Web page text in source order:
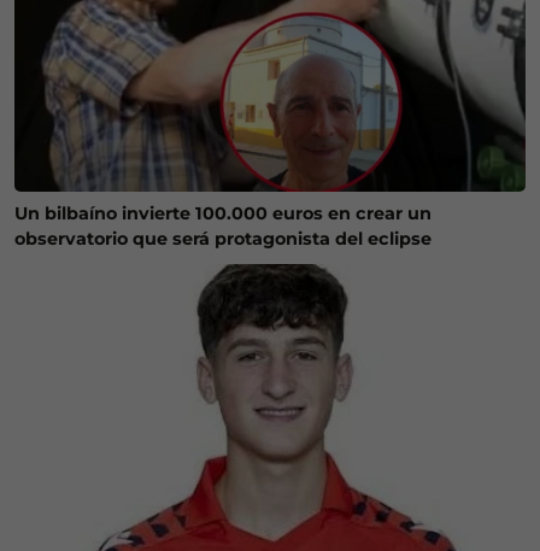
Un bilbaíno invierte 100.000 euros en crear un
observatorio que será protagonista del eclipse